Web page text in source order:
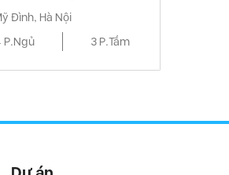
Đình, Hà Nội
P.Ngủ 3 P.Tắm